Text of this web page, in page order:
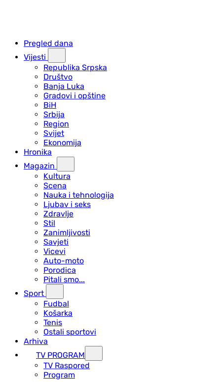
Pregled dana
Vijesti
Republika Srpska
Društvo
Banja Luka
Gradovi i opštine
BiH
Srbija
Region
Svijet
Ekonomija
Hronika
Magazin
Kultura
Scena
Nauka i tehnologija
Ljubav i seks
Zdravlje
Stil
Zanimljivosti
Savjeti
Vicevi
Auto-moto
Porodica
Pitali smo...
Sport
Fudbal
Košarka
Tenis
Ostali sportovi
Arhiva
TV PROGRAM
ТV Raspored
Program